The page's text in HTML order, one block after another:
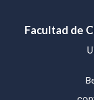
Facultad de